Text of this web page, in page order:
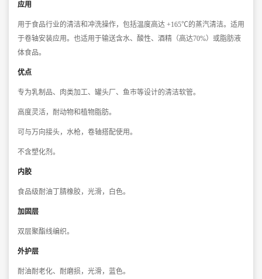
应用
用于食品行业的清洁和冲洗操作，包括温度高达 +165℃的蒸汽清洁。适用
于卷轴安装应用。也适用于输送含水、酸性、酒精（高达70%）或脂肪液
体食品。
优点
专为乳制品、肉类加工、罐头厂、鱼市等设计的清洁软管。
高度灵活，耐动物和植物脂肪。
可与万向接头，水枪，卷轴搭配使用。
不含塑化剂。
内胶
食品级耐油丁腈橡胶，光滑，白色。
加固层
双层聚酯线编织。
外护层
耐油耐老化、耐磨损，光滑，蓝色。